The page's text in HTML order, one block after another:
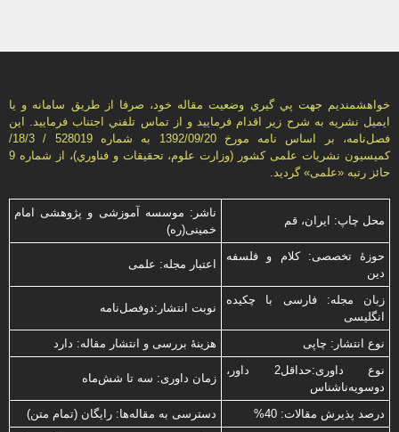
خواهشمنديم جهت پي گيري وضعيت مقاله خود، صرفا از طريق سامانه و يا
ايميل نشريه به شرح زير اقدام فرماييد و از تماس تلفني اجتناب فرماييد. اين
فصل‌نامه، بر اساس نامه مورخ 1392/09/20 به شماره 528019 / 18/3/
كميسيون نشريات علمی كشور (وزارت علوم، تحقيقات و فناوري)، از شماره 9
حائز رتبه «علمی» گرديد.
محل چاپ: ایران، قم
ناشر: موسسه آموزشی و پژوهشی امام
خمینی(ره)
حوزۀ تخصصی: کلام و فلسفه
دین
اعتبار مجله: علمی
زبان مجله: فارسی با چكیده
انگلیسی
نوبت انتشار:دوفصل‌نامه
نوع انتشار: چاپی
هزینۀ بررسی و انتشار مقاله: دارد
نوع داوری:حداقل2 داور،
دوسویه‌ناشناس
زمان داوری: سه تا شش‌ماه
درصد پذیرش مقالات: 40% دسترسی به مقاله‌ها: رایگان (تمام متن)